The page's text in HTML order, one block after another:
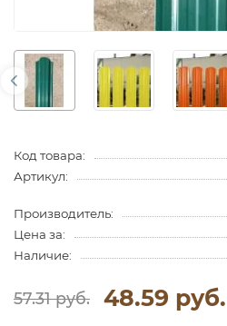
Код товара:
Артикул:
Производитель:
Цена за:
Наличие:
57.31 руб. 48.59 руб.